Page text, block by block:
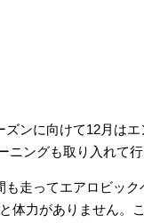
ンに向けて12月は
ングも取り入れて行
走ってエアロビッ
体力がありません。